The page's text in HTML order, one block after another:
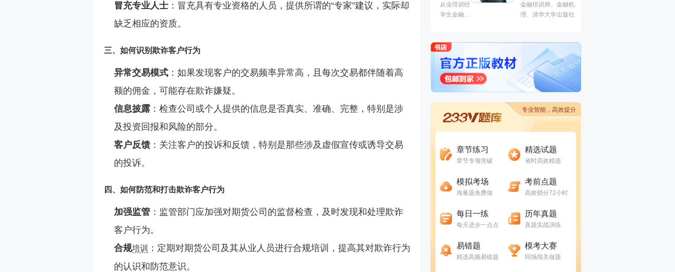
冒充专业人士 ：冒充具有专业资格的人员，提供所谓的“专家”建议，实际却
缺乏相应的资质。
三、如何识别欺诈客户行为
异常交易模式 ：如果发现客户的交易频率异常高，且每次交易都伴随着高
额的佣金，可能存在欺诈嫌疑。
信息披露 ：检查公司或个人提供的信息是否真实、准确、完整，特别是涉
及投资回报和风险的部分。
客户反馈：关注客户的投诉和反馈，特别是那些涉及虚假宣传或诱导交易
的投诉。
四、如何防范和打击欺诈客户行为
加强监管 ：监管部门应加强对期货公司的监督检查，及时发现和处理欺诈
客户行为。
合规培训
：定期对期货公司及其从业人员进行合规培训，提高其对欺诈行为
的认识和防范意识。
金融培训师、金融机构中层管
理、清华大学出版社金融教材副
的“一哥”。
专业智能，高效提分
章节练习
章节专项突破
精选试题
省时高效精选
模拟考场
海量题免费做
考前点题
高效锁分72小时
每日一练
每天进步一点点
历年真题
真题实战演练
易错题
精选高频易错题
模考大赛
同场闯关做题